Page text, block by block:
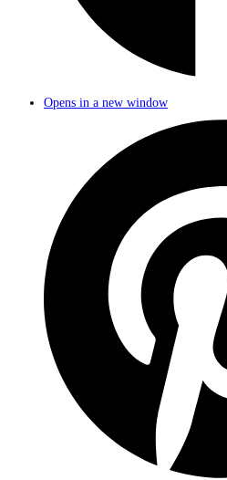
Opens in a new window